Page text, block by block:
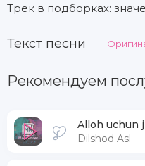
Трек в подборках:
Текст песни
Рекомендуем
Alloh uchun
Dilshod Asl